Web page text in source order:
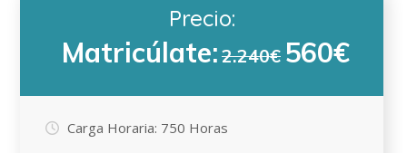
Precio:
Matricúlate:2.240€ 560€
Carga Horaria: 750 Horas